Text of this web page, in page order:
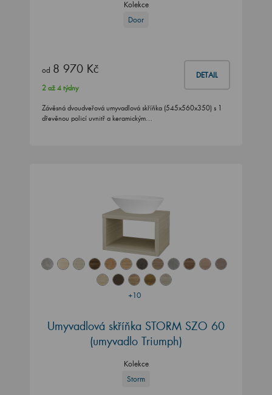
Kolekce
Door
od 8 970 Kč DETAIL
2 až 4 týdny
Závěsná dvoudveřová umyvadlová skříňka (545x560x350) s 1
dřevěnou policí uvnitř a keramickým…
+10
Umyvadlová skříňka STORM SZO 60
(umyvadlo Triumph)
Kolekce
Storm